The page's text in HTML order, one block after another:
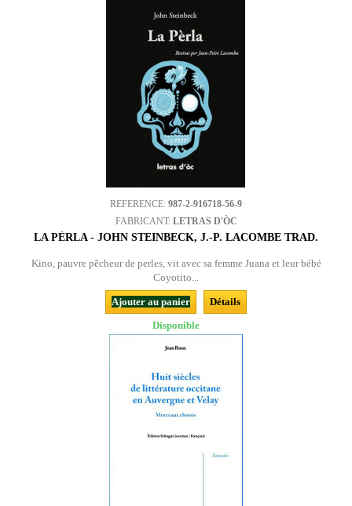
REFERENCE: 987-2-916718-56-9
FABRICANT: LETRAS D'ÒC
LA PÈRLA - JOHN STEINBECK, J.-P. LACOMBE TRAD.
Kino, pauvre pêcheur de perles, vit avec sa femme Juana et leur bébé
Coyotito...
Ajouter au panier
Détails
Disponible